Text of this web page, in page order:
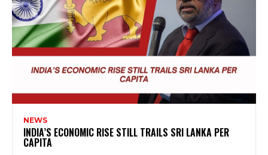
NEWS
INDIA’S ECONOMIC RISE STILL TRAILS SRI LANKA PER
CAPITA